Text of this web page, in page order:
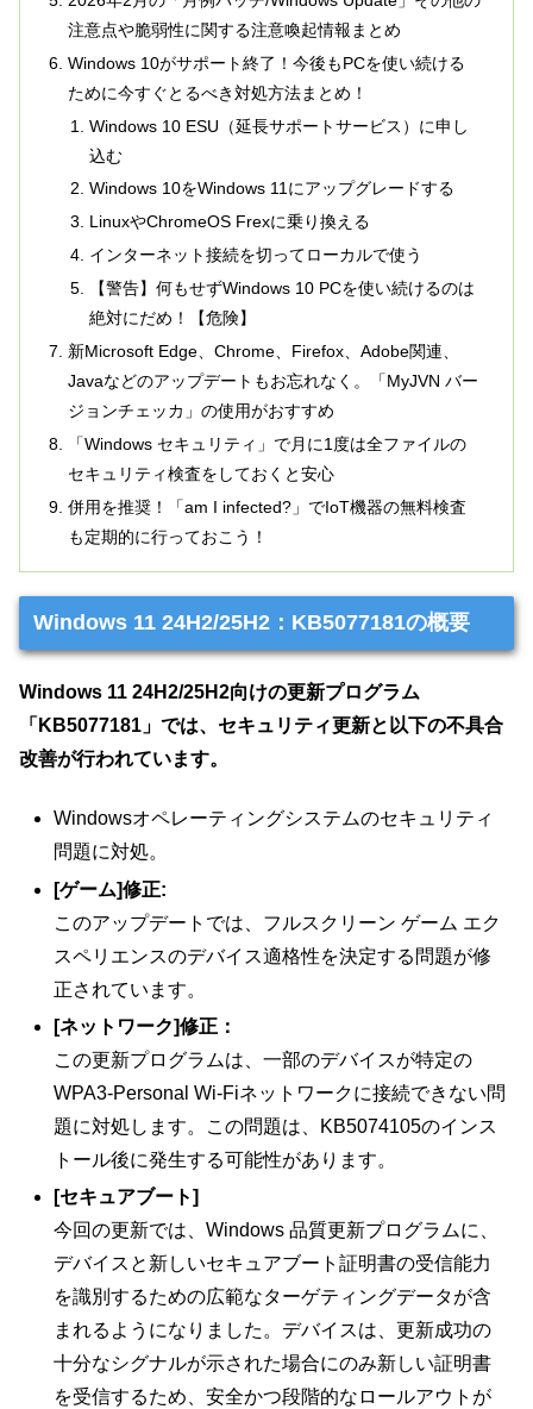
注意点や脆弱性に関する注意喚起情報まとめ
Windows 10がサポート終了！今後もPCを使い続ける
ために今すぐとるべき対処方法まとめ！
Windows 10 ESU（延長サポートサービス）に申し
込む
Windows 10をWindows 11にアップグレードする
LinuxやChromeOS Frexに乗り換える
インターネット接続を切ってローカルで使う
【警告】何もせずWindows 10 PCを使い続けるのは
絶対にだめ！【危険】
新Microsoft Edge、Chrome、Firefox、Adobe関連、
Javaなどのアップデートもお忘れなく。「MyJVN バー
ジョンチェッカ」の使用がおすすめ
「Windows セキュリティ」で月に1度は全ファイルの
セキュリティ検査をしておくと安心
併用を推奨！「am I infected?」でIoT機器の無料検査
も定期的に行っておこう！
Windows 11 24H2/25H2：KB5077181の概要
Windows 11 24H2/25H2向けの更新プログラム
「KB5077181」では、セキュリティ更新と以下の不具合
改善が行われています。
Windowsオペレーティングシステムのセキュリティ
問題に対処。
[ゲーム]修正:
このアップデートでは、フルスクリーン ゲーム エク
スペリエンスのデバイス適格性を決定する問題が修
正されています。
[ネットワーク]修正：
この更新プログラムは、一部のデバイスが特定の
WPA3-Personal Wi-Fiネットワークに接続できない問
題に対処します。この問題は、KB5074105のインス
トール後に発生する可能性があります。
[セキュアブート]
今回の更新では、Windows 品質更新プログラムに、
デバイスと新しいセキュアブート証明書の受信能力
を識別するための広範なターゲティングデータが含
まれるようになりました。デバイスは、更新成功の
十分なシグナルが示された場合にのみ新しい証明書
を受信するため、安全かつ段階的なロールアウトが